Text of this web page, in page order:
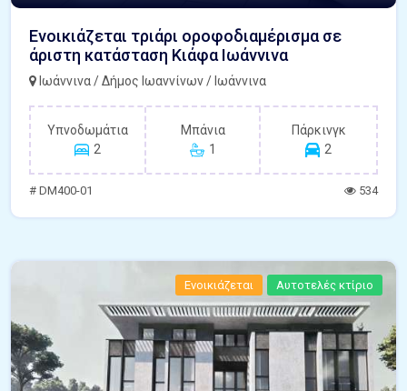
Ενοικιάζεται τριάρι οροφοδιαμέρισμα σε
άριστη κατάσταση Κιάφα Ιωάννινα
Ιωάννινα / Δήμος Ιωαννίνων / Ιωάννινα
Υπνοδωμάτια
2
Μπάνια
1
Πάρκινγκ
2
# DM400-01 534
Ενοικιάζεται Αυτοτελές κτίριο